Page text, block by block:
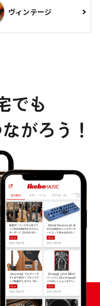
ヴィンテージ